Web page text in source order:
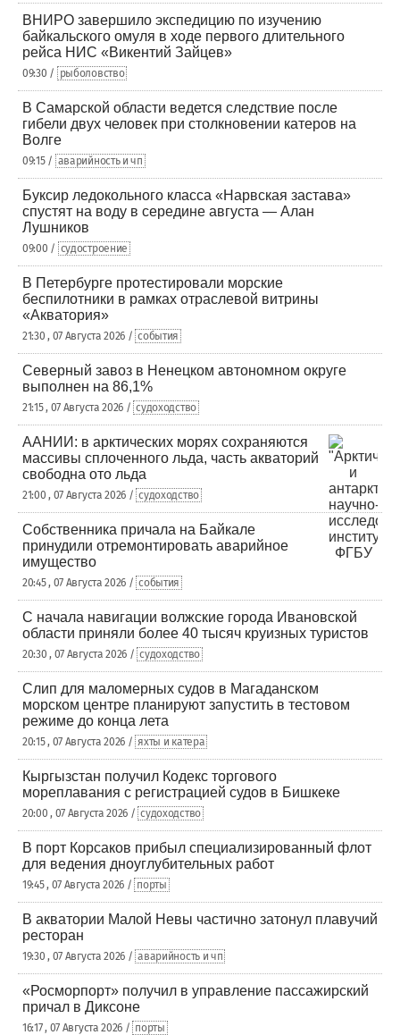
ВНИРО завершило экспедицию по изучению
байкальского омуля в ходе первого длительного
рейса НИС «Викентий Зайцев»
09:30 / рыболовство
В Самарской области ведется следствие после
гибели двух человек при столкновении катеров на
Волге
09:15 / аварийность и чп
Буксир ледокольного класса «Нарвская застава»
спустят на воду в середине августа — Алан
Лушников
09:00 / судостроение
В Петербурге протестировали морские
беспилотники в рамках отраслевой витрины
«Акватория»
21:30 , 07 Августа 2026 / события
Северный завоз в Ненецком автономном округе
выполнен на 86,1%
21:15 , 07 Августа 2026 / судоходство
ААНИИ: в арктических морях сохраняются
массивы сплоченного льда, часть акваторий
свободна ото льда
21:00 , 07 Августа 2026 / судоходство
Собственника причала на Байкале
принудили отремонтировать аварийное
имущество
20:45 , 07 Августа 2026 / события
С начала навигации волжские города Ивановской
области приняли более 40 тысяч круизных туристов
20:30 , 07 Августа 2026 / судоходство
Слип для маломерных судов в Магаданском
морском центре планируют запустить в тестовом
режиме до конца лета
20:15 , 07 Августа 2026 / яхты и катера
Кыргызстан получил Кодекс торгового
мореплавания с регистрацией судов в Бишкеке
20:00 , 07 Августа 2026 / судоходство
В порт Корсаков прибыл специализированный флот
для ведения дноуглубительных работ
19:45 , 07 Августа 2026 / порты
В акватории Малой Невы частично затонул плавучий
ресторан
19:30 , 07 Августа 2026 / аварийность и чп
«Росморпорт» получил в управление пассажирский
причал в Диксоне
16:17 , 07 Августа 2026 / порты